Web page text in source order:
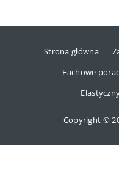
Strona główna
Fachowe
Copyright ©